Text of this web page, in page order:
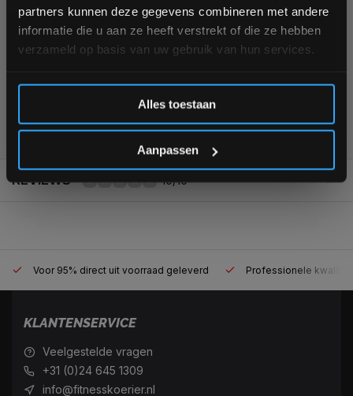
partners kunnen deze gegevens combineren met andere
informatie die u aan ze heeft verstrekt of die ze hebben
verzameld op basis van uw gebruik van hun services.
Alles toestaan
Aanpassen
+31 (0)24 645 1309
355 customers give us a 4,7/5 at
REVIEWS 10/10
Voor 95% direct uit voorraad geleverd Professionele
KLANTENSERVICE
Veelgestelde vragen
+31 (0)24 645 1309
info@fitnesskoerier.nl
Inschrijven
*Verzendkosten vallen buiten de korting